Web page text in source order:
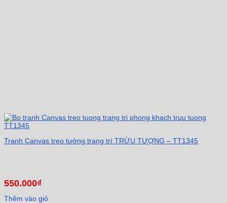
Tranh Canvas treo tường trang trí TRỪU TƯỢNG – TT1345
550.000₫
Thêm vào giỏ